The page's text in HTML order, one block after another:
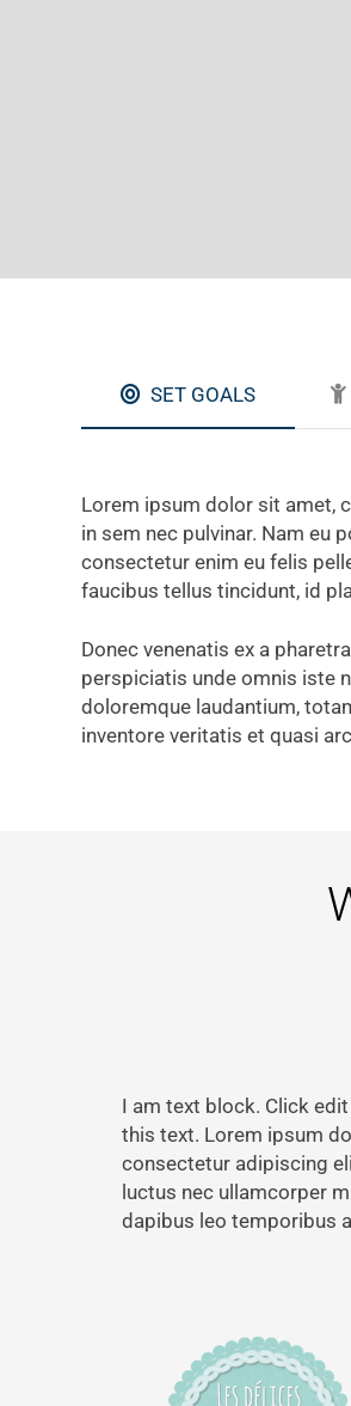
SET GOALS
Lorem ipsum dolor sit amet,
in sem nec pulvinar. Nam eu
consectetur enim eu felis
faucibus tellus tincidunt, id
Donec venenatis ex a
perspiciatis unde omnis iste
doloremque laudantium,
inventore veritatis et quasi
I am text block. Click
this text. Lorem ipsum
consectetur adipiscing
luctus nec ullamcorper
dapibus leo temporibus